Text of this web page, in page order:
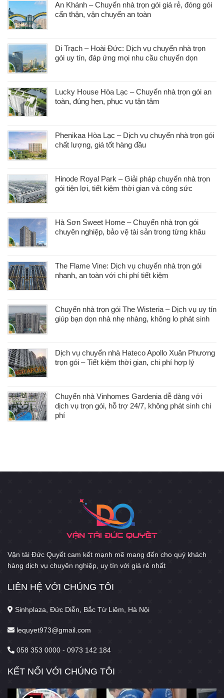
An Khánh – Chuyển nhà trọn gói giá rẻ, đóng gói
cẩn thận, vận chuyển an toàn
Di Trạch – Hoài Đức: Dịch vụ chuyển nhà trọn
gói uy tín, đáp ứng mọi nhu cầu chuyển dọn
Lucky House Hòa Lạc – Chuyển nhà trọn gói an
toàn, đúng hẹn, phục vụ tận tâm
Phenikaa Hòa Lạc – Dịch vụ chuyển nhà trọn gói
chất lượng, giá tốt hàng đầu
Hinode Royal Park – Giải pháp chuyển nhà trọn
gói tiện lợi, tiết kiệm thời gian và công sức
Hà Sơn Sweet Home – Chuyển nhà trọn gói
chuyên nghiệp, bảo vệ tài sản trong từng khâu
The Flame Vine: Dịch vụ chuyển nhà trọn gói
nhanh, an toàn với chi phí tiết kiệm
Chuyển nhà trọn gói The Wisteria – Dịch vụ uy tín
giúp bạn dọn nhà nhẹ nhàng, không lo phát sinh
Dịch vụ chuyển nhà Hateco Apollo Xuân Phương
trọn gói – Tiết kiệm thời gian, chi phí hợp lý
Chuyển nhà Vinhomes Gardenia dễ dàng với
dịch vụ trọn gói, hỗ trợ 24/7, không phát sinh chi
phí
Vận tải Đức Quyết cam kết mạnh mẽ mang đến cho quý khách
hàng dịch vụ chuyên nghiệp, uy tín với giá rẻ nhất
LIÊN HỆ VỚI CHÚNG TÔI
Sinhplaza, Đức Diễn, Bắc Từ Liêm, Hà Nội
lequyet973@gmail.com
058 353 0000 - 0973 142 184
KẾT NỐI VỚI CHÚNG TÔI